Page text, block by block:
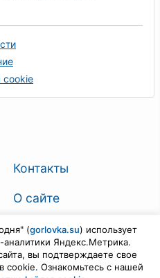
cookie
Контакты
О сайте
О газете
Предложить новость
(gorlovka.su) использует
Яндекс.Метрика.
вы подтверждаете свое
cookie. Ознакомьтесь с нашей